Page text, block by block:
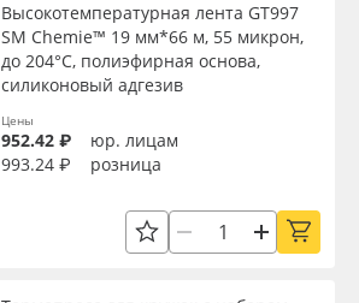
Высокотемпературная лента GT997
SM Chemie™ 19 мм*66 м, 55 микрон,
до 204°C, полиэфирная основа,
силиконовый адгезив
Цены
952.42 ₽
юр. лицам
993.24 ₽
розница